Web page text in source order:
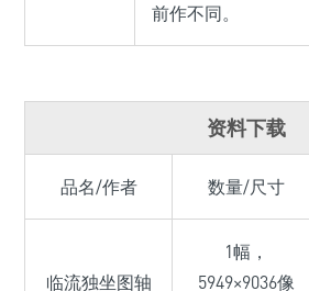
前作不同。
资料下载
品名/作者 数量/尺寸
临流独坐图轴
1幅，
5949×9036像